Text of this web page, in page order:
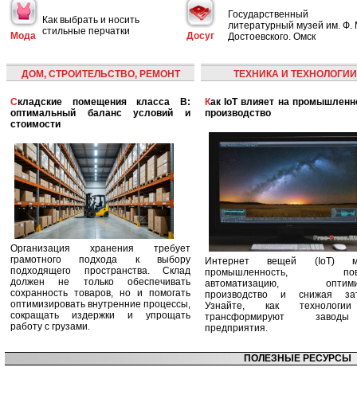
Мода
Как выбрать и носить
стильные перчатки
Досуг
Государственный
литературный музей им. Ф.
Достоевского. Омск
ДОМ, СТРОИТЕЛЬСТВО, РЕМОНТ
Складские помещения класса B:
оптимальный баланс условий и
стоимости
Организация хранения требует
грамотного подхода к выбору
подходящего пространства. Склад
должен не только обеспечивать
сохранность товаров, но и помогать
оптимизировать внутренние процессы,
сокращать издержки и упрощать
работу с грузами.
ТЕХНИКА И ТЕХНОЛОГИИ
Как IoT влияет на промышленность и
производство
Интернет вещей (IoT)
промышленность,
автоматизацию,
производство и снижая
Узнайте, как
трансформируют
предприятия.
ПОЛЕЗНЫЕ РЕСУРСЫ